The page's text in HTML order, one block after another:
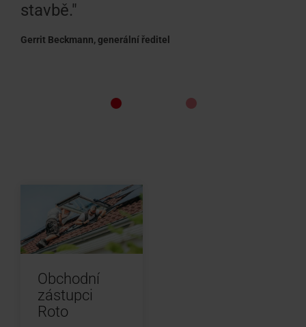
stavbě."
Gerrit Beckmann, generální ředitel
Obchodní
zástupci
Roto